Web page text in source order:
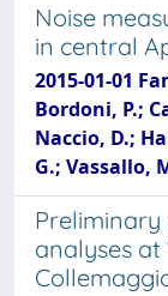
Noise
in central
2015-01-01
Bordoni, P.;
Naccio, D.;
G.; Vassallo,
Preliminary
analyses at